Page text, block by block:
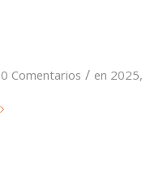
0 Comentarios / en 2025,